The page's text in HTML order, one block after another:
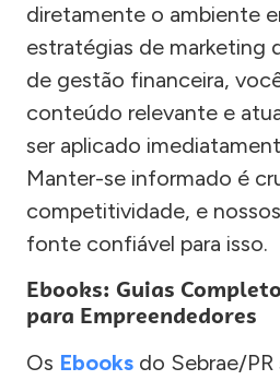
diretamente o ambiente
estratégias de marketing
de gestão financeira,
conteúdo relevante e
ser aplicado
Manter-se informado é
competitividade, e
fonte confiável para isso.
Ebooks: Guias
para Empreendedores
Os Ebooks do Sebrae/PR